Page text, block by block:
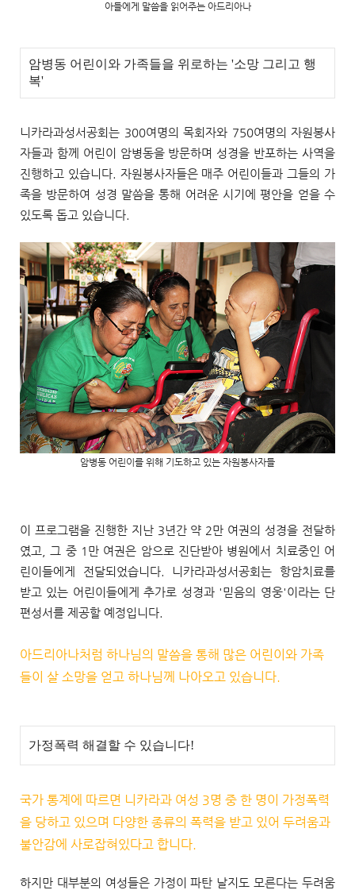
아들에게 말씀을 읽어주는 아드리아나
암병동 어린이와 가족들을 위로하는 '소망 그리고 행
복'
니카라과성서공회는 300여명의 목회자와 750여명의 자원봉사
자들과 함께 어린이 암병동을 방문하며 성경을 반포하는 사역을
진행하고 있습니다. 자원봉사자들은 매주 어린이들과 그들의 가
족을 방문하여 성경 말씀을 통해 어려운 시기에 평안을 얻을 수
있도록 돕고 있습니다.
암병동 어린이를 위해 기도하고 있는 자원봉사자들
이 프로그램을 진행한 지난 3년간 약 2만 여권의 성경을 전달하
였고, 그 중 1만 여권은 암으로 진단받아 병원에서 치료중인 어
린이들에게 전달되었습니다. 니카라과성서공회는 항암치료를
받고 있는 어린이들에게 추가로 성경과 '믿음의 영웅'이라는 단
편성서를 제공할 예정입니다.
아드리아나처럼 하나님의 말씀을 통해 많은 어린이와 가족
들이 살 소망을 얻고 하나님께 나아오고 있습니다.
가정폭력 해결할 수 있습니다!
국가 통계에 따르면 니카라과 여성 3명 중 한 명이 가정폭력
을 당하고 있으며 다양한 종류의 폭력을 받고 있어 두려움과
불안감에 사로잡혀있다고 합니다.
하지만 대부분의 여성들은 가정이 파탄 날지도 모른다는 두려움